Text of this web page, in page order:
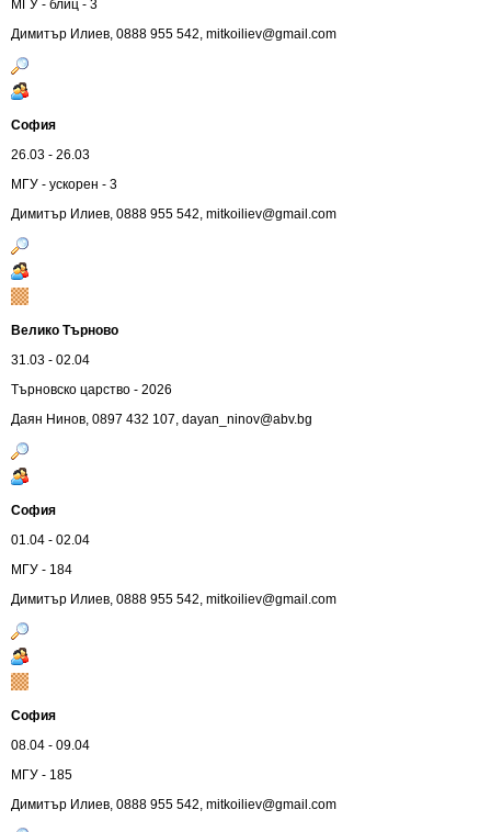
МГУ - блиц - 3
Димитър Илиев, 0888 955 542, mitkoiliev@gmail.com
София
26.03 - 26.03
МГУ - ускорен - 3
Димитър Илиев, 0888 955 542, mitkoiliev@gmail.com
Велико Търново
31.03 - 02.04
Търновско царство - 2026
Даян Нинов, 0897 432 107, dayan_ninov@abv.bg
София
01.04 - 02.04
МГУ - 184
Димитър Илиев, 0888 955 542, mitkoiliev@gmail.com
София
08.04 - 09.04
МГУ - 185
Димитър Илиев, 0888 955 542, mitkoiliev@gmail.com